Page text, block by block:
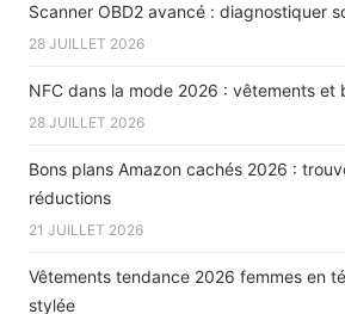
Scanner OBD2 avancé : diagnostiquer
28 JUILLET 2026
NFC dans la mode 2026 : vêtements et
28 JUILLET 2026
Bons plans Amazon cachés 2026 :
réductions
21 JUILLET 2026
Vêtements tendance 2026 femmes en
stylée